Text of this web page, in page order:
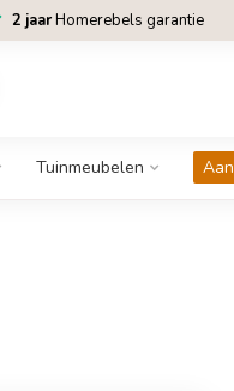
2 jaarHomerebels garantie
Tuinmeubelen